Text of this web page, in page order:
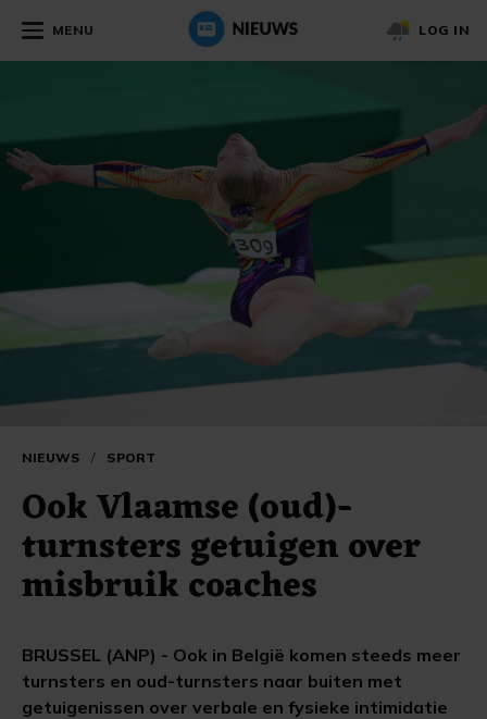
MENU LOG IN
NIEUWS / SPORT
Ook Vlaamse (oud)-
turnsters getuigen over
misbruik coaches
BRUSSEL (ANP) - Ook in België komen steeds meer
turnsters en oud-turnsters naar buiten met
getuigenissen over verbale en fysieke intimidatie